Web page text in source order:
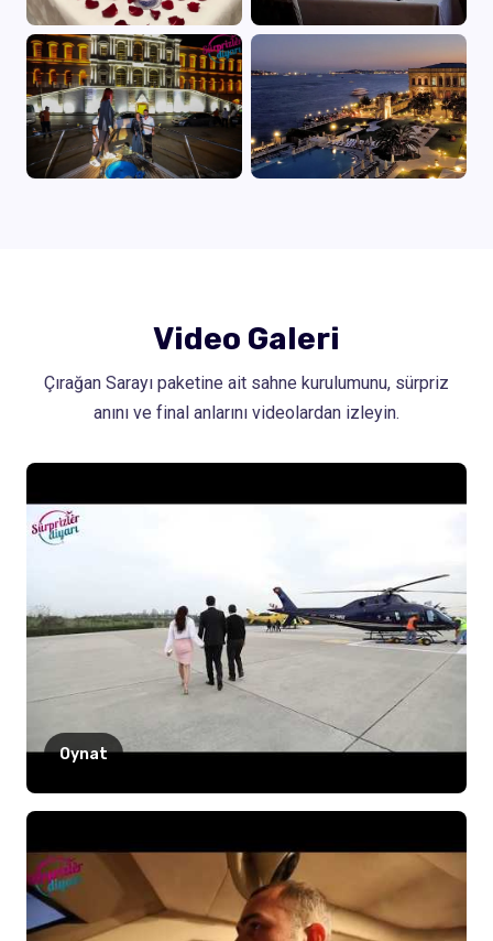
Video Galeri
Çırağan Sarayı paketine ait sahne kurulumunu, sürpriz
anını ve final anlarını videolardan izleyin.
Oynat